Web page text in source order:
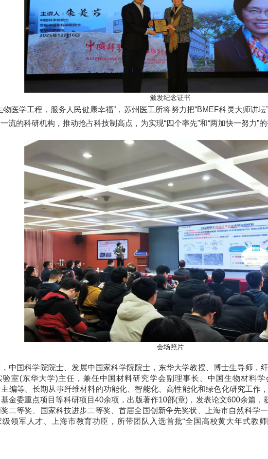
颁发纪念证书
物医学工程，服务人民健康幸福”，苏州医工所将努力把“BMEF科灵大师讲
流的科研机构，推动抢占科技制高点，为实现“四个率先”和“两加快一努力”
会场照片
中国科学院院士、发展中国家科学院院士，东华大学教授、博士生导师，
验室(东华大学)主任，兼任中国材料研究学会副理事长、中国生物材料学
编等。长期从事纤维材料的功能化、智能化、高性能化和绿色化研究工作
金委重点项目等科研项目40余项，出版著作10部(章)，发表论文600余篇，
二等奖、国家科技进步二等奖、首届全国创新争先奖状、上海市自然科学
领军人才、上海市教育功臣，所带团队入选首批“全国高校黄大年式教